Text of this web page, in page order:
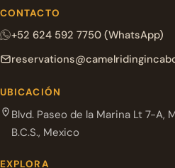
CONTACTO
+52 624 592 7750 (WhatsApp)
UBICACIÓN
Blvd. Paseo de la Marina Lt 7-A,
B.C.S., Mexico
EXPLORA